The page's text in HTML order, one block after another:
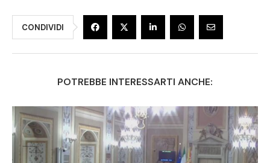
CONDIVIDI
POTREBBE INTERESSARTI ANCHE: